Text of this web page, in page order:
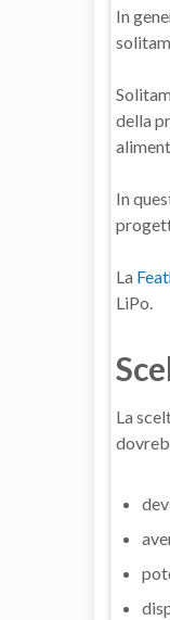
In
della
In
La
LiPo.
La